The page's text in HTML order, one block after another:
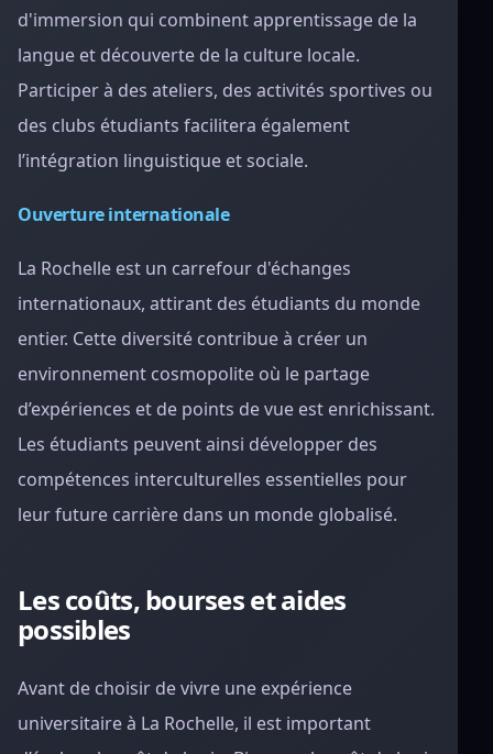
d'immersion qui combinent apprentissage de la
langue et découverte de la culture locale.
Participer à des ateliers, des activités sportives ou
des clubs étudiants facilitera également
l’intégration linguistique et sociale.
Ouverture internationale
La Rochelle est un carrefour d'échanges
internationaux, attirant des étudiants du monde
entier. Cette diversité contribue à créer un
environnement cosmopolite où le partage
d’expériences et de points de vue est enrichissant.
Les étudiants peuvent ainsi développer des
compétences interculturelles essentielles pour
leur future carrière dans un monde globalisé.
Les coûts, bourses et aides
possibles
Avant de choisir de vivre une expérience
universitaire à La Rochelle, il est important